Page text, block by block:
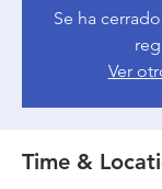
Se ha
Ver
Time &